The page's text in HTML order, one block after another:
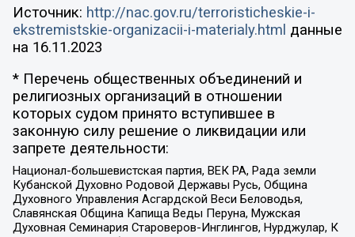
Источник: http://nac.gov.ru/terroristicheskie-i-
ekstremistskie-organizacii-i-materialy.html данные
на 16.11.2023
* Перечень общественных объединений и
религиозных организаций в отношении
которых судом принято вступившее в
законную силу решение о ликвидации или
запрете деятельности:
Национал-большевистская партия, ВЕК РА, Рада земли
Кубанской Духовно Родовой Державы Русь, Община
Духовного Управления Асгардской Веси Беловодья,
Славянская Община Капища Веды Перуна, Мужская
Духовная Семинария Староверов-Инглингов, Нурджулар, К